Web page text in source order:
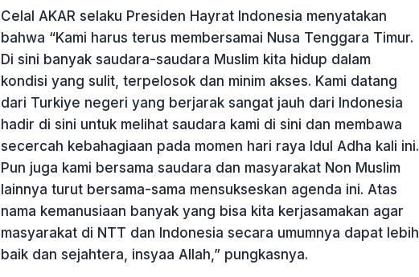
Celal AKAR selaku Presiden Hayrat Indonesia menyatakan
bahwa “Kami harus terus membersamai Nusa Tenggara Timur.
Di sini banyak saudara-saudara Muslim kita hidup dalam
kondisi yang sulit, terpelosok dan minim akses. Kami datang
dari Turkiye negeri yang berjarak sangat jauh dari Indonesia
hadir di sini untuk melihat saudara kami di sini dan membawa
secercah kebahagiaan pada momen hari raya Idul Adha kali ini.
Pun juga kami bersama saudara dan masyarakat Non Muslim
lainnya turut bersama-sama mensukseskan agenda ini. Atas
nama kemanusiaan banyak yang bisa kita kerjasamakan agar
masyarakat di NTT dan Indonesia secara umumnya dapat lebih
baik dan sejahtera, insyaa Allah,” pungkasnya.